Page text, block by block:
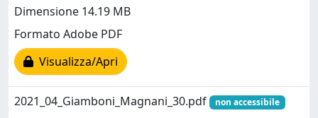
Dimensione 14.19 MB
Formato Adobe PDF
Visualizza/Apri
2021_04_Giamboni_Magnani_30.pdf non accessibile